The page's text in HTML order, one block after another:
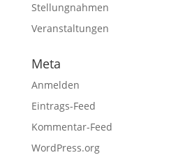
Stellungnahmen
Veranstaltungen
Meta
Anmelden
Eintrags-Feed
Kommentar-Feed
WordPress.org